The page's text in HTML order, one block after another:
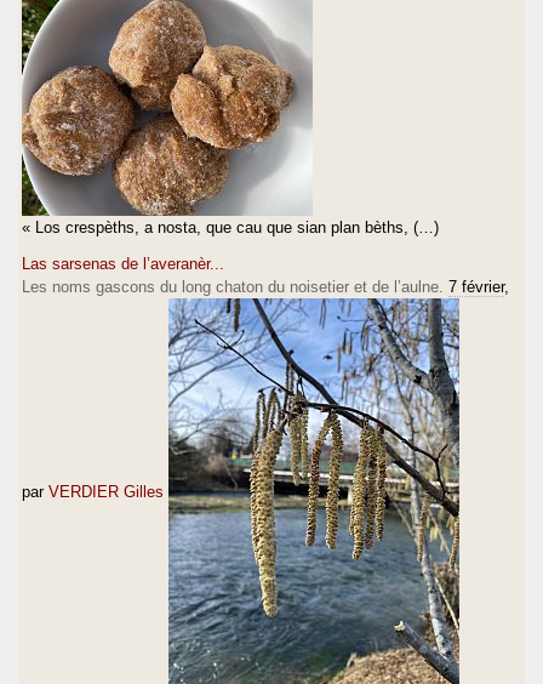
« Los crespèths, a nosta, que cau que sian plan bèths, (…)
Las sarsenas de l’averanèr...
Les noms gascons du long chaton du noisetier et de l’aulne. 7 février,
par VERDIER Gilles